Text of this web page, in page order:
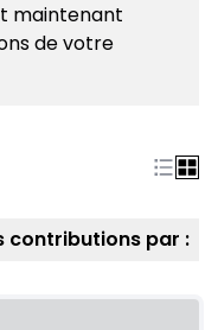
maintenant
de votre
contributions par :